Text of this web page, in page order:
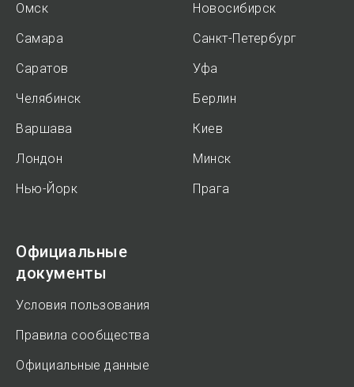
Омск
Новосибирск
Самара
Санкт-Петербург
Саратов
Уфа
Челябинск
Берлин
Варшава
Киев
Лондон
Минск
Нью-Йорк
Прага
Официальные
документы
Условия пользования
Правила сообщества
Официальные данные